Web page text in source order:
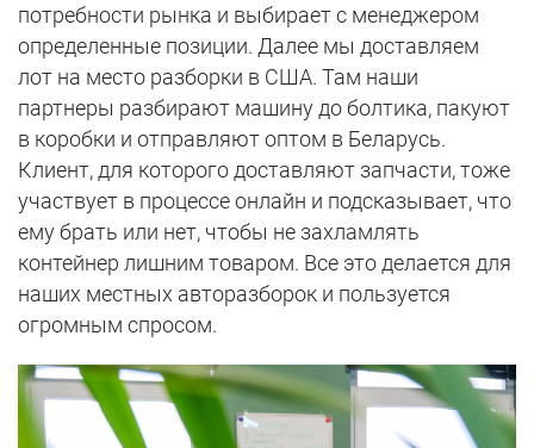
потребности рынка и выбирает с менеджером
определенные позиции. Далее мы доставляем
лот на место разборки в США. Там наши
партнеры разбирают машину до болтика, пакуют
в коробки и отправляют оптом в Беларусь.
Клиент, для которого доставляют запчасти, тоже
участвует в процессе онлайн и подсказывает, что
ему брать или нет, чтобы не захламлять
контейнер лишним товаром. Все это делается для
наших местных авторазборок и пользуется
огромным спросом.